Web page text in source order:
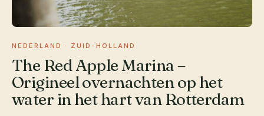
NEDERLAND · ZUID-HOLLAND
The Red Apple Marina –
Origineel overnachten op het
water in het hart van Rotterdam